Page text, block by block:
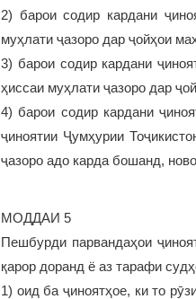
2) барои содир кардани
муҳлати ҷазоро дар ҷойҳои
3) барои содир кардани
ҳиссаи муҳлати ҷазоро дар
4) барои содир кардани
ҷиноятии Ҷумҳурии
ҷазоро адо карда бошанд,
МОДДАИ 5
Пешбурди парвандаҳои
қарор доранд ё аз тарафи
1) оид ба ҷиноятҳое, ки то